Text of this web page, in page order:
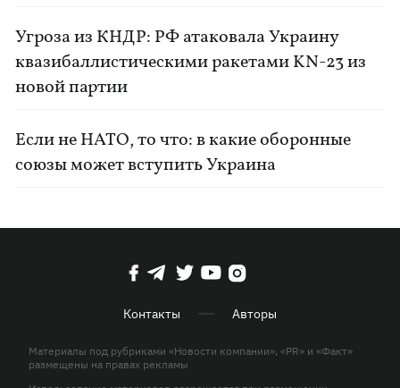
Угроза из КНДР: РФ атаковала Украину
квазибаллистическими ракетами KN-23 из
новой партии
Если не НАТО, то что: в какие оборонные
союзы может вступить Украина
Контакты Авторы
Материалы под рубриками «Новости компании», «PR» и «Факт»
размещены на правах рекламы